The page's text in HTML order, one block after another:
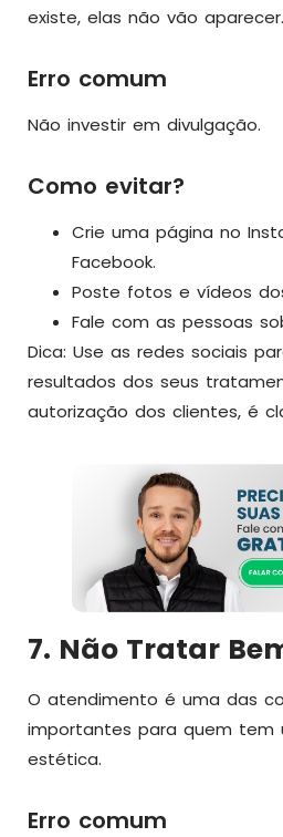
existe, elas não vão aparecer.
Erro comum
Não investir em divulgação.
Como evitar?
Crie uma página no
Facebook.
Poste fotos e vídeos
Fale com as pessoas
Dica: Use as redes sociais
resultados dos seus
autorização dos clientes, é
7. Não Tratar
O atendimento é uma das
importantes para quem tem
estética.
Erro comum